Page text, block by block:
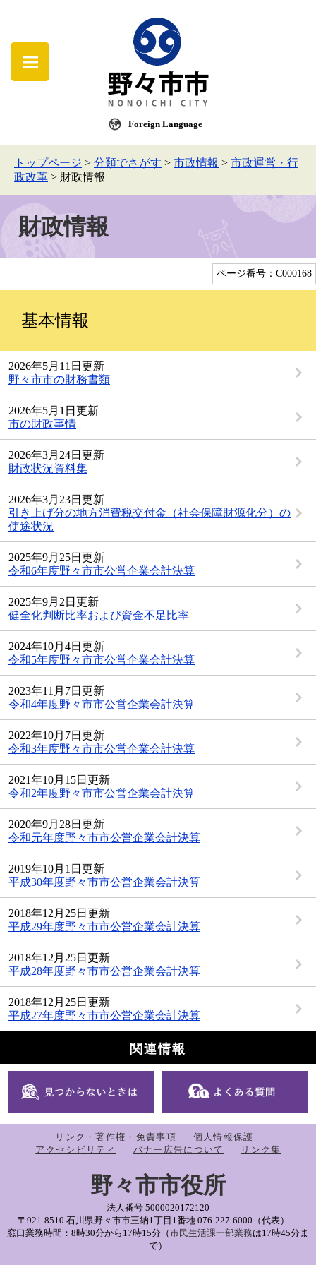
Foreign Language
トップページ > 分類でさがす > 市政情報 > 市政運営・行
政改革 > 財政情報
財政情報
ページ番号：C000168
基本情報
2026年5月11日更新
野々市市の財務書類
2026年5月1日更新
市の財政事情
2026年3月24日更新
財政状況資料集
2026年3月23日更新
引き上げ分の地方消費税交付金（社会保障財源化分）の
使途状況
2025年9月25日更新
令和6年度野々市市公営企業会計決算
2025年9月2日更新
健全化判断比率および資金不足比率
2024年10月4日更新
令和5年度野々市市公営企業会計決算
2023年11月7日更新
令和4年度野々市市公営企業会計決算
2022年10月7日更新
令和3年度野々市市公営企業会計決算
2021年10月15日更新
令和2年度野々市市公営企業会計決算
2020年9月28日更新
令和元年度野々市市公営企業会計決算
2019年10月1日更新
平成30年度野々市市公営企業会計決算
2018年12月25日更新
平成29年度野々市市公営企業会計決算
2018年12月25日更新
平成28年度野々市市公営企業会計決算
2018年12月25日更新
平成27年度野々市市公営企業会計決算
関連情報
リンク・著作権・免責事項
個人情報保護
アクセシビリティ
バナー広告について リンク集
野々市市役所
法人番号 5000020172120
〒921-8510 石川県野々市市三納1丁目1番地 076-227-6000（代表）
窓口業務時間：8時30分から17時15分（市民生活課一部業務は17時45分ま
で）